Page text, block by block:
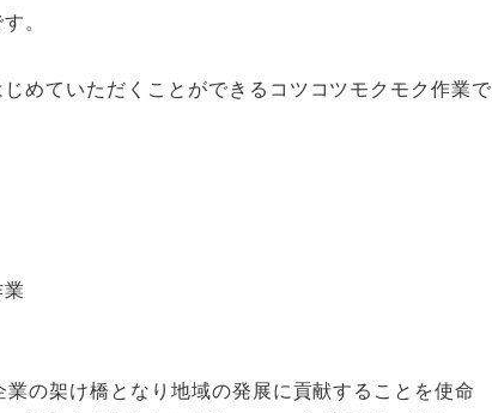
。
めていただくことができるコツコツモクモク作業で
の架け橋となり地域の発展に貢献することを使命